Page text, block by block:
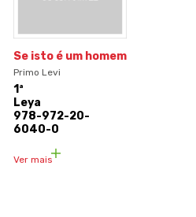
Se isto é um homem
Primo Levi
1ª
Leya
978-972-20-
6040-0
Ver mais